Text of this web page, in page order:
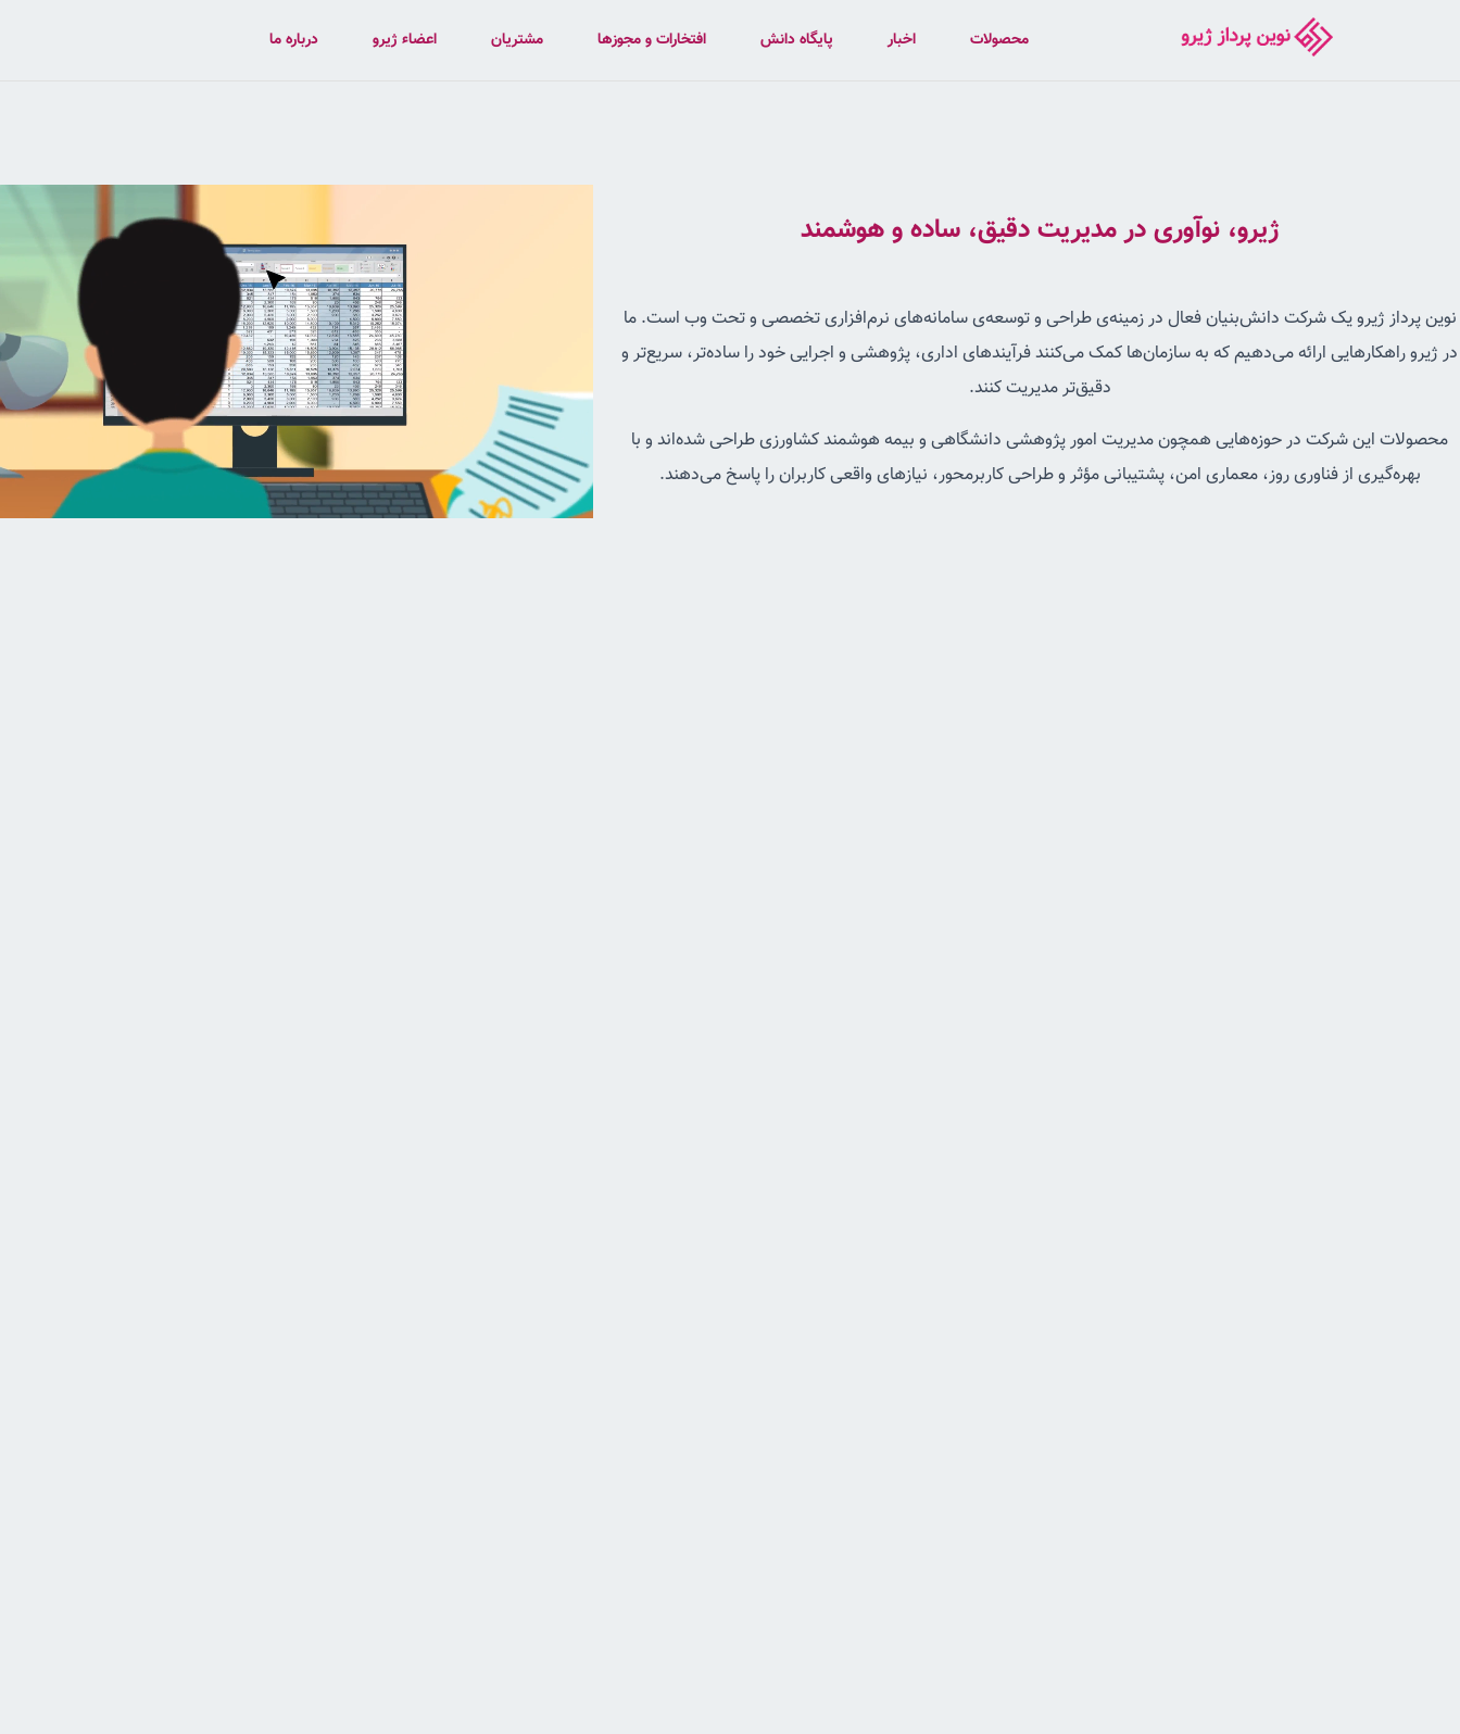
محصولات اخبار پایگاه دانش افتخارات و مجوزها مشتریان اعضاء ژیرو درباره ما
ژیرو، نوآوری در مدیریت دقیق، ساده و هوشمند
نوین پرداز ژیرو یک شرکت دانش‌بنیان فعال در زمینه‌ی طراحی و توسعه‌ی سامانه‌های نرم‌افزاری تخصصی و تحت وب است. ما
در ژیرو راهکارهایی ارائه می‌دهیم که به سازمان‌ها کمک می‌کنند فرآیندهای اداری، پژوهشی و اجرایی خود را ساده‌تر، سریع‌تر و
دقیق‌تر مدیریت کنند.
محصولات این شرکت در حوزه‌هایی همچون مدیریت امور پژوهشی دانشگاهی و بیمه‌ هوشمند کشاورزی طراحی شده‌اند و با
بهره‌گیری از فناوری روز، معماری امن، پشتیبانی مؤثر و طراحی کاربرمحور، نیازهای واقعی کاربران را پاسخ می‌دهند.